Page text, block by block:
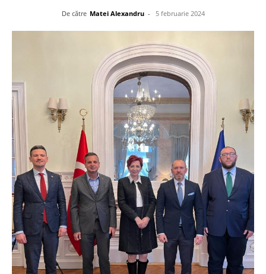
De către Matei Alexandru - 5 februarie 2024